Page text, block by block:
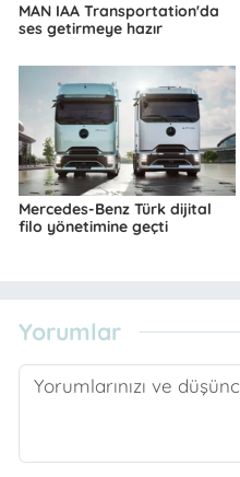
MAN IAA Transportation'da
ses getirmeye hazır
Mercedes-Benz Türk dijital
filo yönetimine geçti
Yorumlar